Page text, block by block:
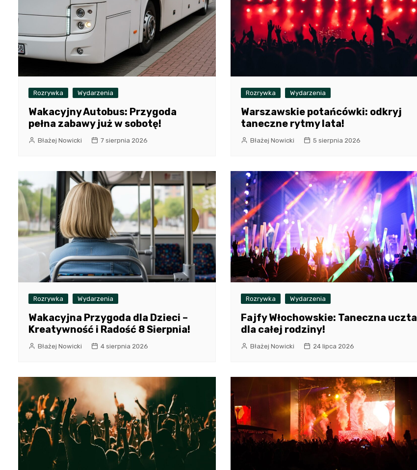
Rozrywka Wydarzenia
Wakacyjny Autobus: Przygoda
pełna zabawy już w sobotę!
Błażej Nowicki 7 sierpnia 2026
Rozrywka Wydarzenia
Warszawskie potańcówki: odkryj
taneczne rytmy lata!
Błażej Nowicki 5 sierpnia 2026
Rozrywka Wydarzenia
Wakacyjna Przygoda dla Dzieci –
Kreatywność i Radość 8 Sierpnia!
Błażej Nowicki 4 sierpnia 2026
Rozrywka Wydarzenia
Fajfy Włochowskie: Taneczna uczta
dla całej rodziny!
Błażej Nowicki 24 lipca 2026